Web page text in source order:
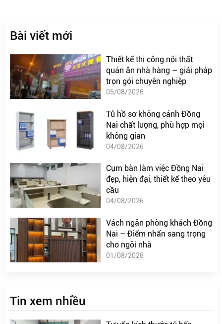
Bài viết mới
Thiết kế thi công nội thất
quán ăn nhà hàng – giải pháp
trọn gói chuyên nghiệp
05/08/2026
Tủ hồ sơ không cánh Đồng
Nai chất lượng, phù hợp mọi
không gian
04/08/2026
Cụm bàn làm việc Đồng Nai
đẹp, hiện đại, thiết kế theo yêu
cầu
04/08/2026
Vách ngăn phòng khách Đồng
Nai – Điểm nhấn sang trọng
cho ngôi nhà
01/08/2026
Tin xem nhiều